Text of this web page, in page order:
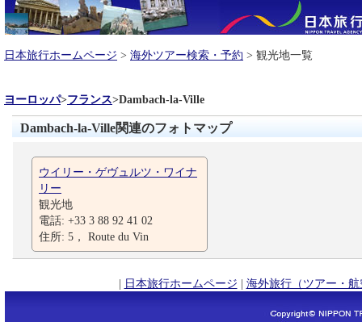
日本旅行ホームページ > 海外ツアー検索・予約 > 観光地一覧
ヨーロッパ>フランス>Dambach-la-Ville
Dambach-la-Ville関連のフォトマップ
ウイリー・ゲヴュルツ・ワイナ
リー
観光地
電話: +33 3 88 92 41 02
住所: 5， Route du Vin
| 日本旅行ホームページ | 海外旅行（ツアー・航